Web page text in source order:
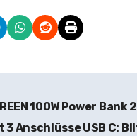
100W Power
3 Anschlüsse USB C: